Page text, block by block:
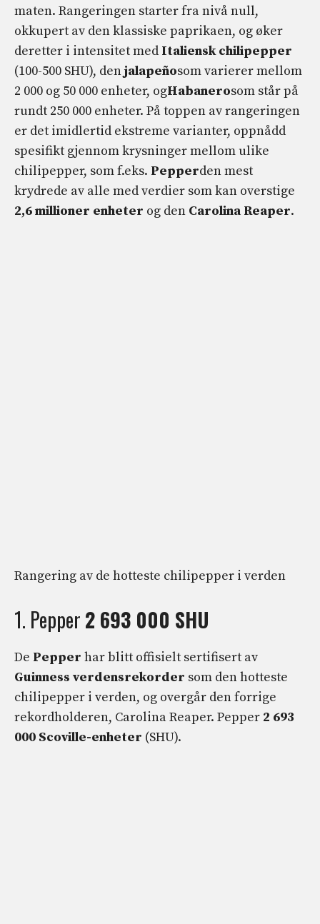
maten. Rangeringen starter fra nivå null,
okkupert av den klassiske paprikaen, og øker
deretter i intensitet med Italiensk chilipepper
(100-500 SHU), denjalapeñosom varierer mellom
2 000 og 50 000 enheter, ogHabanerosom står på
rundt 250 000 enheter. På toppen av rangeringen
er det imidlertid ekstreme varianter, oppnådd
spesifikt gjennom krysninger mellom ulike
chilipepper, som f.eks. Pepperden mest
krydrede av alle med verdier som kan overstige
2,6 millioner enheter og den Carolina Reaper.
Rangering av de hotteste chilipepper i verden
1. Pepper2 693 000 SHU
De Pepper har blitt offisielt sertifisert av
Guinness verdensrekorder som den hotteste
chilipepper i verden, og overgår den forrige
rekordholderen, Carolina Reaper. Pepper 2 693
000 Scoville-enheter (SHU).